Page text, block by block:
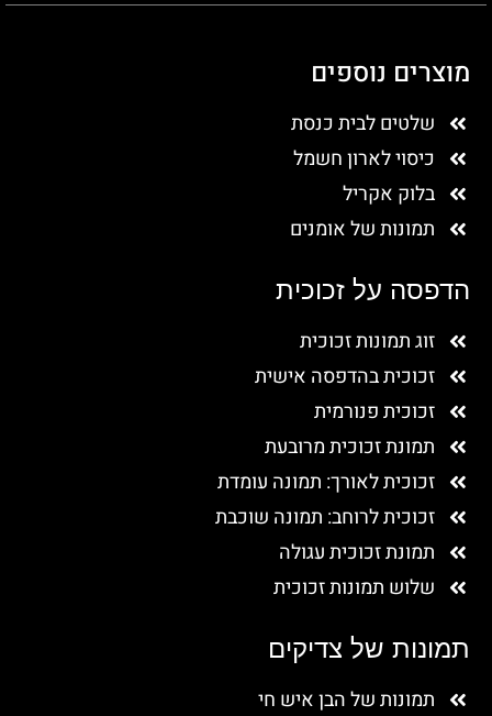
תמונות של צדיקים
תמונות של הבן איש חי
הדפסה על זכוכית
זוג תמונות זכוכית
זכוכית בהדפסה אישית
זכוכית פנורמית
תמונת זכוכית מרובעת
זכוכית לאורך: תמונה עומדת
זכוכית לרוחב: תמונה שוכבת
תמונת זכוכית עגולה
שלוש תמונות זכוכית
מוצרים נוספים
שלטים לבית כנסת
כיסוי לארון חשמל
בלוק אקריל
תמונות של אומנים